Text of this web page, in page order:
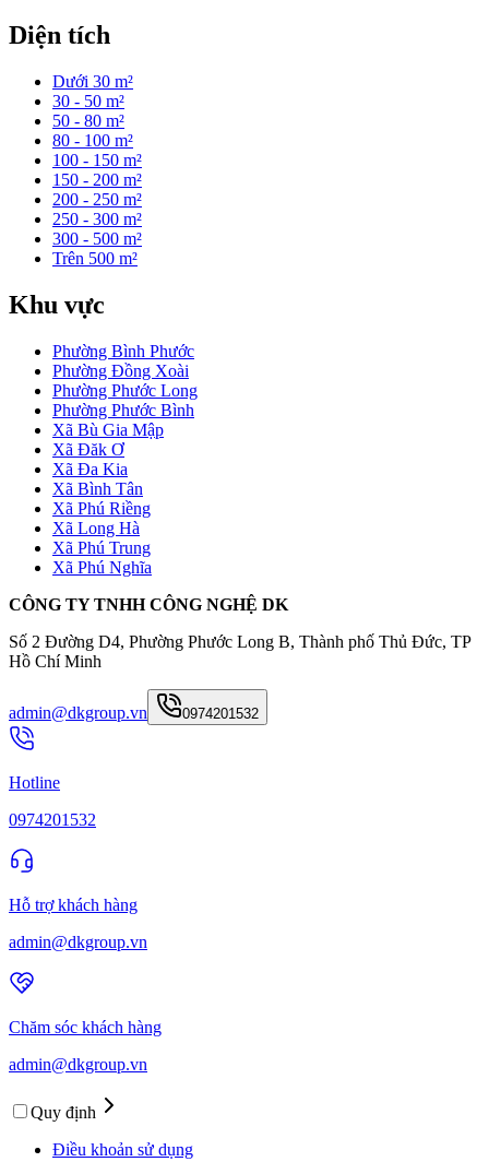
Diện tích
Dưới 30 m²
30 - 50 m²
50 - 80 m²
80 - 100 m²
100 - 150 m²
150 - 200 m²
200 - 250 m²
250 - 300 m²
300 - 500 m²
Trên 500 m²
Khu vực
Phường Bình Phước
Phường Đồng Xoài
Phường Phước Long
Phường Phước Bình
Xã Bù Gia Mập
Xã Đăk Ơ
Xã Đa Kia
Xã Bình Tân
Xã Phú Riềng
Xã Long Hà
Xã Phú Trung
Xã Phú Nghĩa
CÔNG TY TNHH CÔNG NGHỆ DK
Số 2 Đường D4, Phường Phước Long B, Thành phố Thủ Đức, TP
Hồ Chí Minh
admin@dkgroup.vn 0974201532
Hotline
0974201532
Hỗ trợ khách hàng
admin@dkgroup.vn
Chăm sóc khách hàng
admin@dkgroup.vn
Quy định
Điều khoản sử dụng